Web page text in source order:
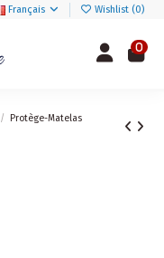
Français Wishlist (0)
0
Protège-Matelas